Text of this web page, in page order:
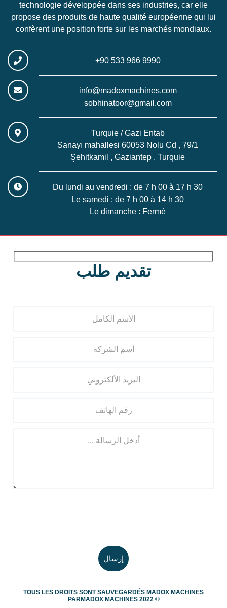
technologie développée dans ses industries, car elle
propose des produits de haute qualité européenne qui lui
confèrent une position forte sur les marchés mondiaux.
تقديم طلب
TOUS LES DROITS SONT SAUVEGARDÉS MADOX MACHINES
PARMADOX MACHINES2022 ©
+90 533 966 9990
info@madoxmachines.com
sobhinatoor@gmail.com
Turquie / Gazi Entab
Sanayı mahallesi 60053 Nolu Cd , 79/1
Şehitkamil , Gaziantep , Turquie
Du lundi au vendredi : de 7 h 00 à 17 h 30
Le samedi : de 7 h 00 à 14 h 30
Le dimanche : Fermé